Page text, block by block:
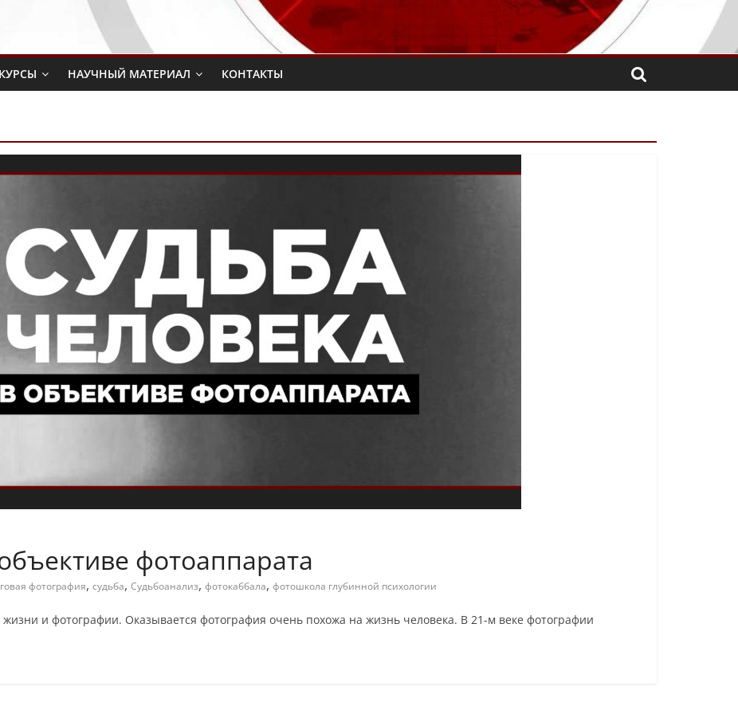
НАУЧНЫЙ МАТЕРИАЛ КОНТАКТЫ
фотоаппарата
фотография, судьба, Судьбоанализ, фотокаббала, фотошкола глубинной психологии
жизни и фотографии. Оказывается фотография очень похожа на жизнь человека. В 21-м веке фотографии